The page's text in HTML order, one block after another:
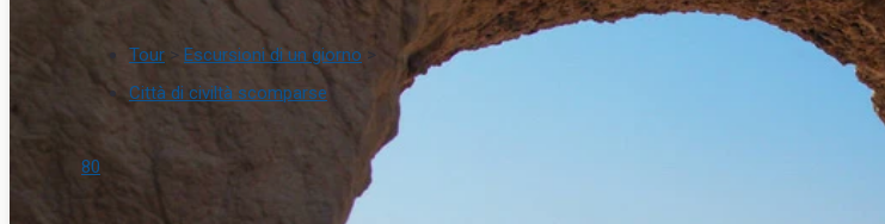
Tour > Escursioni di un giorno >
Città di civiltà scomparse
80